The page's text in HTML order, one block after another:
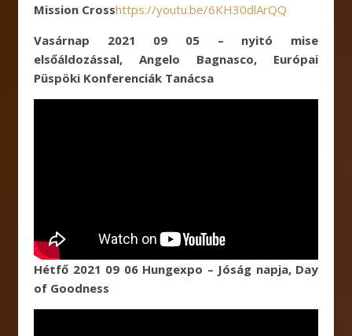
Mission Crosshttps://youtu.be/6KH30dlArQQ
Vasárnap 2021 09 05 – nyitó mise
elsőáldozással, Angelo Bagnasco, Európai
Püspöki Konferenciák Tanácsa
Hétfő 2021 09 06 Hungexpo – Jóság napja, Day
of Goodness